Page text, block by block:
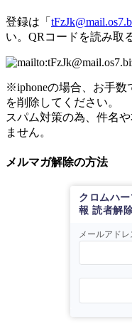
登録は「
い。QRコードを読み取
※iphoneの場合、お手数
を削除してください。
スパム対策の為、件名
ません。
メルマガ解除の方法
クロムハ
報 読者解
メールアドレ